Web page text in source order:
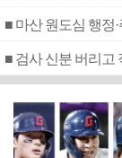
■ 마산 원도심 행정